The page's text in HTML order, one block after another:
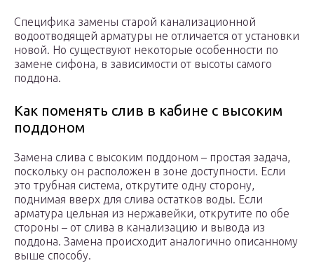
Специфика замены старой канализационной
водоотводящей арматуры не отличается от установки
новой. Но существуют некоторые особенности по
замене сифона, в зависимости от высоты самого
поддона.
Как поменять слив в кабине с высоким
поддоном
Замена слива с высоким поддоном – простая задача,
поскольку он расположен в зоне доступности. Если
это трубная система, открутите одну сторону,
поднимая вверх для слива остатков воды. Если
арматура цельная из нержавейки, открутите по обе
стороны – от слива в канализацию и вывода из
поддона. Замена происходит аналогично описанному
выше способу.